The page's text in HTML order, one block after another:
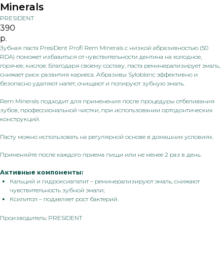
Minerals
PRESIDENT
390
р.
Зубная паста PresiDent Profi Rem Minerals с низкой абразивностью (50
RDA) поможет избавиться от чувствительности дентина на холодное,
горячее, кислое. Благодаря своему составу, паста реминерализирует эмаль,
снижает риск развития кариеса. Абразивы Syloblanc эффективно и
безопасно удаляют налет, очищают и полируют зубную эмаль.
Rem Minerals подходит для применения после процедуры отбеливания
зубов, профессиональной чистки, при использовании ортодонтических
конструкций.
Пасту можно использовать на регулярной основе в домашних условиях.
Применяйте после каждого приема пищи или не менее 2 раз в день.
Активные компоненты:
Кальций и гидроксиапатит – реминерализируют эмаль, снижают
чувствительность зубной эмали;
Ксилитол – подавляет рост бактерий.
Производитель: PRESIDENT